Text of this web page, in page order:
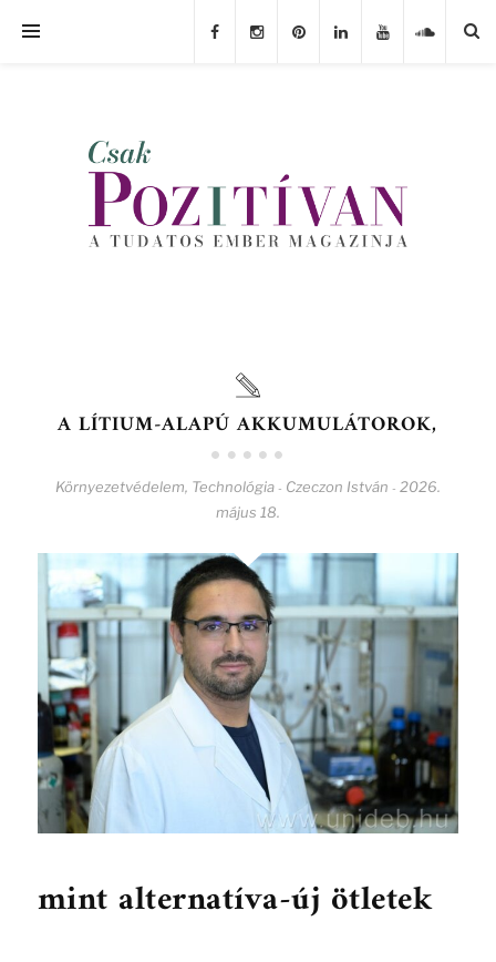
A LÍTIUM-ALAPÚ AKKUMULÁTOROK,
Környezetvédelem, Technológia - Czeczon István - 2026.
május 18.
mint alternatíva-új ötletek